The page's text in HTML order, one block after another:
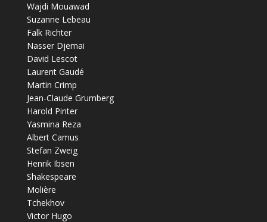
Wajdi Mouawad
Suzanne Lebeau
Falk Richter
Nasser Djemaï
David Lescot
Laurent Gaudé
Martin Crimp
Jean-Claude Grumberg
Harold Pinter
Yasmina Reza
Albert Camus
Stefan Zweig
Henrik Ibsen
Shakespeare
Molière
Tchekhov
Victor Hugo